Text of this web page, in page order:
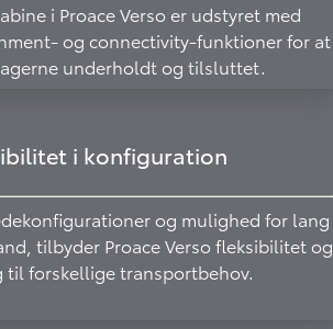
i Proace Verso er udstyret med
og connectivity-funktioner for at
underholdt og tilsluttet.
i konfiguration
og mulighed for lang
tilbyder Proace Verso fleksibilitet og
til forskellige transportbehov.